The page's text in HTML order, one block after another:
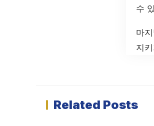
수
마
지
Related Posts